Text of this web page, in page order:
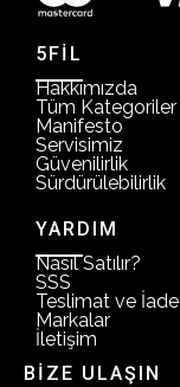
5FİL
Hakkımızda
Tüm Kategoriler
Manifesto
Servisimiz
Güvenilirlik
Sürdürülebilirlik
YARDIM
Nasıl Satılır?
SSS
Teslimat ve İade
Markalar
İletişim
BİZE ULAŞIN